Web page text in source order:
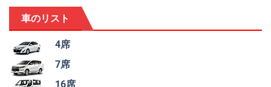
車のリスト
4席
7席
16席